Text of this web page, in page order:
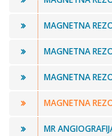
MAGNETNA
MAGNETNA
MAGNETNA
MAGNETNA
MR